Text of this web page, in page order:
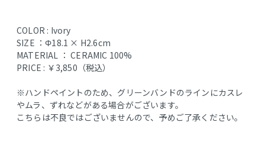
COLOR : Ivory
SIZE ：Φ18.1 × H2.6cm
MATERIAL ： CERAMIC 100%
PRICE : ￥3,850（税込）
※ハンドペイントのため、グリーンバンドのラインにカスレ
やムラ、ずれなどがある場合がございます。
こちらは不良ではございませんので、予めご了承ください。